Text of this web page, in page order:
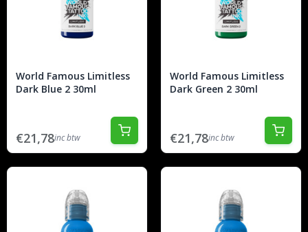
World Famous Limitless
Dark Blue 2 30ml
€21,78inc btw
World Famous Limitless
Dark Green 2 30ml
€21,78inc btw